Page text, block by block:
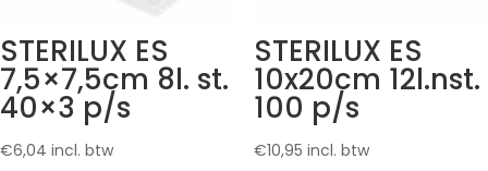
STERILUX ES
7,5×7,5cm 8l. st.
40×3 p/s
€6,04 incl. btw
STERILUX ES
10x20cm 12l.nst.
100 p/s
€10,95 incl. btw